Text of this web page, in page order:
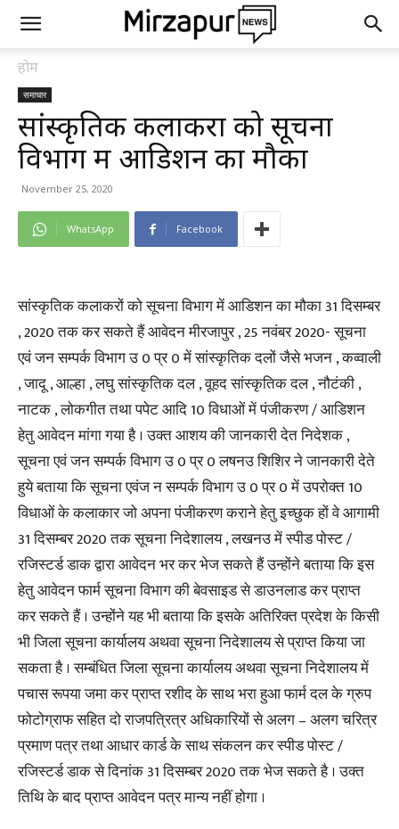
होम
समाचार
सांस्कृतिक कलाकरों को सूचना
विभाग में आडिशन का मौका
November 25, 2020
WhatsApp Facebook
सांस्कृतिक कलाकरों को सूचना विभाग में आडिशन का मौका 31 दिसम्बर
, 2020 तक कर सकते हैं आवेदन मीरजापुर , 25 नवंबर 2020- सूचना
एवं जन सम्पर्क विभाग उ 0 प्र 0 में सांस्कृतिक दलों जैसे भजन , कव्वाली
, जादू , आल्हा , लघु सांस्कृतिक दल , वूहद सांस्कृतिक दल , नौटंकी ,
नाटक , लोकगीत तथा पपेट आदि 10 विधाओं में पंजीकरण / आडिशन
हेतु आवेदन मांगा गया है । उक्त आशय की जानकारी देत निदेशक ,
सूचना एवं जन सम्पर्क विभाग उ 0 प्र 0 लषनउ शिशिर ने जानकारी देते
हुये बताया कि सूचना एवंज न सम्पर्क विभाग उ 0 प्र 0 में उपरोक्त 10
विधाओं के कलाकार जो अपना पंजीकरण कराने हेतु इच्छुक हों वे आगामी
31 दिसम्बर 2020 तक सूचना निदेशालय , लखनउ में स्पीड पोस्ट /
रजिस्टर्ड डाक द्वारा आवेदन भर कर भेज सकते हैं उन्होंने बताया कि इस
हेतु आवेदन फार्म सूचना विभाग की बेवसाइड से डाउनलाड कर प्राप्त
कर सकते हैं । उन्होंने यह भी बताया कि इसके अतिरिक्त प्रदेश के किसी
भी जिला सूचना कार्यालय अथवा सूचना निदेशालय से प्राप्त किया जा
सकता है । सम्बंधित जिला सूचना कार्यालय अथवा सूचना निदेशालय में
पचास रूपया जमा कर प्राप्त रशीद के साथ भरा हुआ फार्म दल के ग्रुप
फोटोग्राफ सहित दो राजपत्रित्र अधिकारियों से अलग – अलग चरित्र
प्रमाण पत्र तथा आधार कार्ड के साथ संकलन कर स्पीड पोस्ट /
रजिस्टर्ड डाक से दिनांक 31 दिसम्बर 2020 तक भेज सकते है । उक्त
तिथि के बाद प्राप्त आवेदन पत्र मान्य नहीं होगा ।